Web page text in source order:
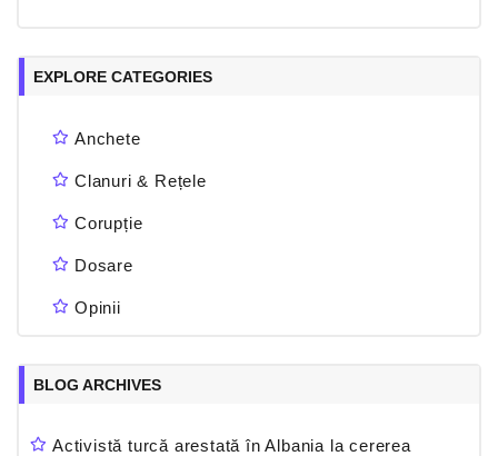
EXPLORE CATEGORIES
Anchete
Clanuri & Rețele
Corupție
Dosare
Opinii
BLOG ARCHIVES
Activistă turcă arestată în Albania la cererea